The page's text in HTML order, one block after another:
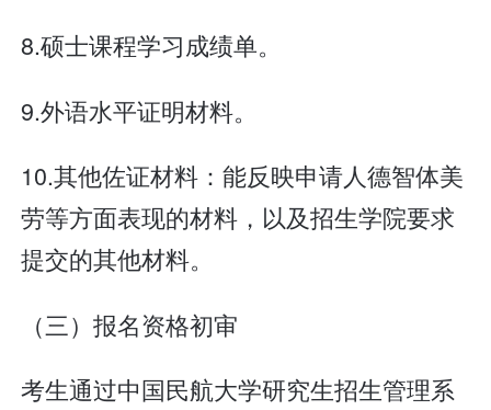
8.硕士课程学习成绩单。
9.外语水平证明材料。
10.其他佐证材料：能反映申请人德智体美
劳等方面表现的材料，以及招生学院要求
提交的其他材料。
（三）报名资格初审
考生通过中国民航大学研究生招生管理系